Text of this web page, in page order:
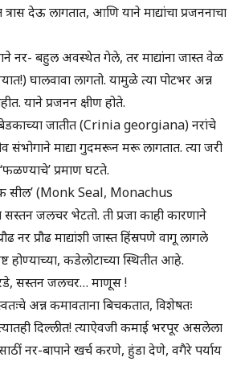
त्रास देऊ लागतात, आणि याने माद्यांचा प्रजननाचा
नर- बहुल अवस्थेत गेले, तर माद्यांना जास्त वेळ
घालवावा लागतो. यामुळे त्या पोटभर अन्न
याने प्रजनन क्षीण होते.
जातीत (Crinia georgiana) नरांचे
संभोगाने माद्या गुदमरून मरू लागतात. त्या जरी
प्रमाण घटते.
सील’ (Monk Seal, Monachus
जलचर भेटतो. ती प्रजा काही कारणाने
नर प्रौढ माद्यांशी जास्त हिंस्रपणे वागू लागले
होण्याच्या, कडेलोटाच्या स्थितीत आहे.
सस्तन जलचर… माणूस !
अन्न कमावताना बिचकतात, विशेषतः
दिल्लीत! त्याऐवजी कमाई भरपूर असलेला
नर-बापाने खर्च करणे, हुंडा देणे, वगैरे पर्याय